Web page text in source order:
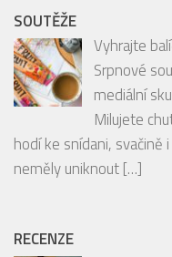
SOUTĚŽE
Vyhrajte
Srpnové
mediální
Milujete
hodí ke snídani, svačině